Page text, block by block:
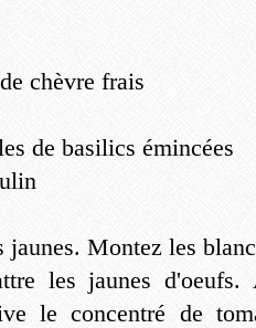
chèvre frais
de basilics émincées
jaunes. Montez les
les jaunes
le concentré de